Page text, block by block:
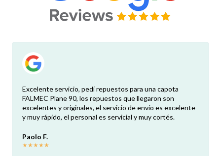
Excelente servicio, pedí repuestos para una capota
FALMEC Plane 90, los repuestos que llegaron son
excelentes y originales, el servicio de envío es excelente
y muy rápido, el personal es servicial y muy cortés.
Paolo F.
★★★★★